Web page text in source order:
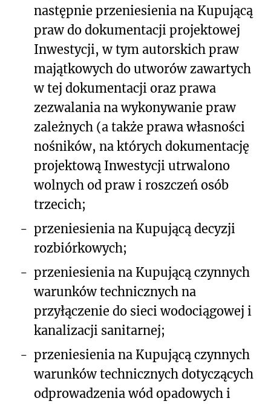
następnie przeniesienia na Kupującą
praw do dokumentacji projektowej
Inwestycji, w tym autorskich praw
majątkowych do utworów zawartych
w tej dokumentacji oraz prawa
zezwalania na wykonywanie praw
zależnych (a także prawa własności
nośników, na których dokumentację
projektową Inwestycji utrwalono
wolnych od praw i roszczeń osób
trzecich;
- przeniesienia na Kupującą decyzji
rozbiórkowych;
- przeniesienia na Kupującą czynnych
warunków technicznych na
przyłączenie do sieci wodociągowej i
kanalizacji sanitarnej;
- przeniesienia na Kupującą czynnych
warunków technicznych dotyczących
odprowadzenia wód opadowych i